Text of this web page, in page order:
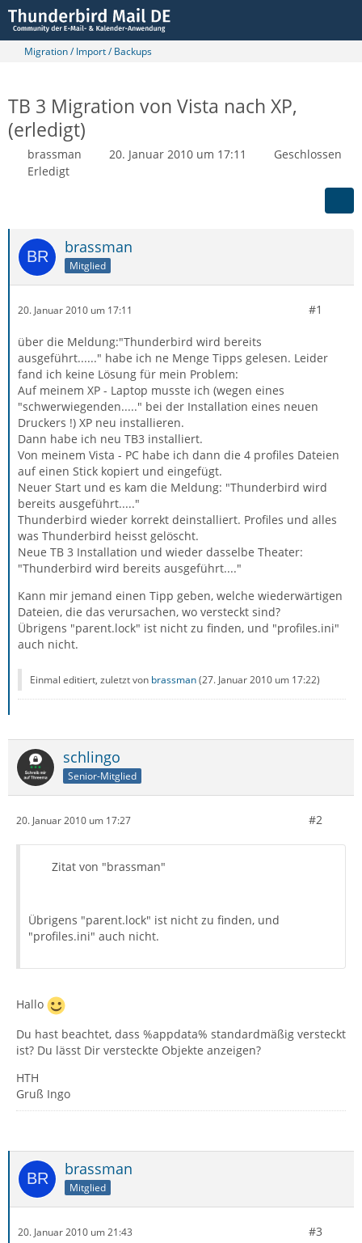
Migration / Import / Backups
TB 3 Migration von Vista nach XP,
(erledigt)
brassman 20. Januar 2010 um 17:11
Geschlossen
Erledigt
brassman
Mitglied
20. Januar 2010 um 17:11 #1
über die Meldung:"Thunderbird wird bereits
ausgeführt......" habe ich ne Menge Tipps gelesen. Leider
fand ich keine Lösung für mein Problem:
Auf meinem XP - Laptop musste ich (wegen eines
"schwerwiegenden....." bei der Installation eines neuen
Druckers !) XP neu installieren.
Dann habe ich neu TB3 installiert.
Von meinem Vista - PC habe ich dann die 4 profiles Dateien
auf einen Stick kopiert und eingefügt.
Neuer Start und es kam die Meldung: "Thunderbird wird
bereits ausgeführt....."
Thunderbird wieder korrekt deinstalliert. Profiles und alles
was Thunderbird heisst gelöscht.
Neue TB 3 Installation und wieder dasselbe Theater:
"Thunderbird wird bereits ausgeführt...."
Kann mir jemand einen Tipp geben, welche wiederwärtigen
Dateien, die das verursachen, wo versteckt sind?
Übrigens "parent.lock" ist nicht zu finden, und "profiles.ini"
auch nicht.
Einmal editiert, zuletzt von brassman(27. Januar 2010 um 17:22)
schlingo
Senior-Mitglied
20. Januar 2010 um 17:27 #2
Zitat von "brassman"
Übrigens "parent.lock" ist nicht zu finden, und
"profiles.ini" auch nicht.
Hallo
Du hast beachtet, dass %appdata% standardmäßig versteckt
ist? Du lässt Dir versteckte Objekte anzeigen?
HTH
Gruß Ingo
brassman
Mitglied
20. Januar 2010 um 21:43 #3